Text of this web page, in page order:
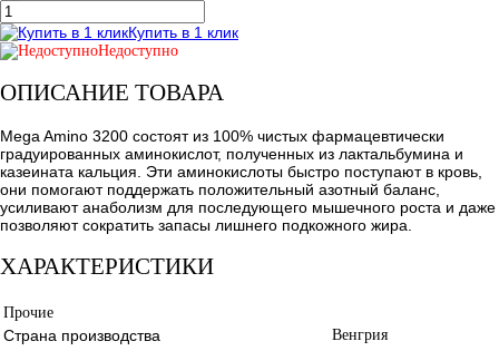
Купить в 1 клик
Недоступно
ОПИСАНИЕ ТОВАРА
Mega Amino 3200 состоят из 100% чистых фармацевтически
градуированных аминокислот, полученных из лактальбумина и
казеината кальция. Эти аминокислоты быстро поступают в кровь,
они помогают поддержать положительный азотный баланс,
усиливают анаболизм для последующего мышечного роста и даже
позволяют сократить запасы лишнего подкожного жира.
ХАРАКТЕРИСТИКИ
Прочие
Страна производства Венгрия